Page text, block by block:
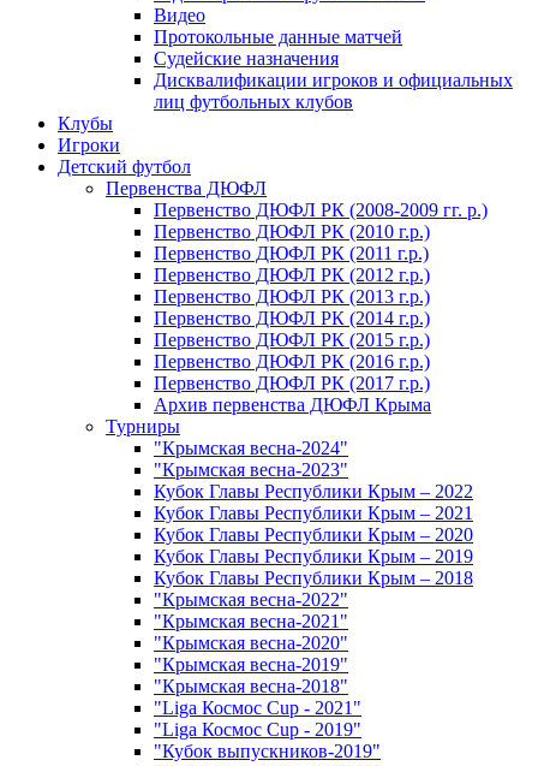
Видео
Протокольные данные матчей
Судейские назначения
Дисквалификации игроков и официальных
лиц футбольных клубов
Клубы
Игроки
Детский футбол
Первенства ДЮФЛ
Первенство ДЮФЛ РК (2008-2009 гг. р.)
Первенство ДЮФЛ РК (2010 г.р.)
Первенство ДЮФЛ РК (2011 г.р.)
Первенство ДЮФЛ РК (2012 г.р.)
Первенство ДЮФЛ РК (2013 г.р.)
Первенство ДЮФЛ РК (2014 г.р.)
Первенство ДЮФЛ РК (2015 г.р.)
Первенство ДЮФЛ РК (2016 г.р.)
Первенство ДЮФЛ РК (2017 г.р.)
Архив первенства ДЮФЛ Крыма
Турниры
"Крымская весна-2024"
"Крымская весна-2023"
Кубок Главы Республики Крым – 2022
Кубок Главы Республики Крым – 2021
Кубок Главы Республики Крым – 2020
Кубок Главы Республики Крым – 2019
Кубок Главы Республики Крым – 2018
"Крымская весна-2022"
"Крымская весна-2021"
"Крымская весна-2020"
"Крымская весна-2019"
"Крымская весна-2018"
"Liga Космос Cup - 2021"
"Liga Космос Cup - 2019"
"Кубок выпускников-2019"